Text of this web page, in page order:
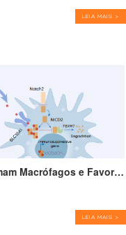
LEIA MAIS >
Como Metabólitos Tumorais Reprogramam Macrófagos e Favorecem o Crescimento Tumoral
LEIA MAIS >